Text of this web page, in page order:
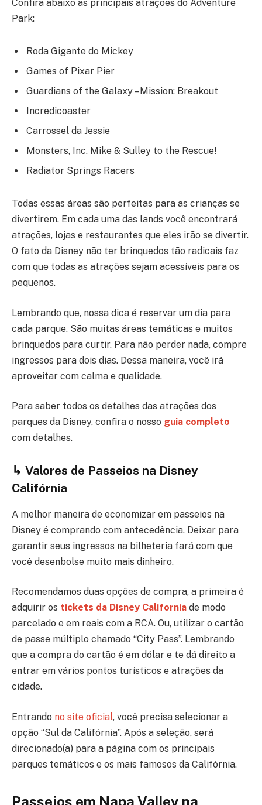
Confira abaixo as principais atrações do Adventure
Park:
Roda Gigante do Mickey
Games of Pixar Pier
Guardians of the Galaxy – Mission: Breakout
Incredicoaster
Carrossel da Jessie
Monsters, Inc. Mike & Sulley to the Rescue!
Radiator Springs Racers
Todas essas áreas são perfeitas para as crianças se
divertirem. Em cada uma das lands você encontrará
atrações, lojas e restaurantes que eles irão se divertir.
O fato da Disney não ter brinquedos tão radicais faz
com que todas as atrações sejam acessíveis para os
pequenos.
Lembrando que, nossa dica é reservar um dia para
cada parque. São muitas áreas temáticas e muitos
brinquedos para curtir. Para não perder nada, compre
ingressos para dois dias. Dessa maneira, você irá
aproveitar com calma e qualidade.
Para saber todos os detalhes das atrações dos
parques da Disney, confira o nosso guia completo
com detalhes.
↳ Valores de Passeios na Disney
Califórnia
A melhor maneira de economizar em passeios na
Disney é comprando com antecedência. Deixar para
garantir seus ingressos na bilheteria fará com que
você desenbolse muito mais dinheiro.
Recomendamos duas opções de compra, a primeira é
adquirir os tickets da Disney California de modo
parcelado e em reais com a RCA. Ou, utilizar o cartão
de passe múltiplo chamado “City Pass”. Lembrando
que a compra do cartão é em dólar e te dá direito a
entrar em vários pontos turísticos e atrações da
cidade.
Entrando no site oficial, você precisa selecionar a
opção “Sul da Califórnia”. Após a seleção, será
direcionado(a) para a página com os principais
parques temáticos e os mais famosos da Califórnia.
Passeios em Napa Valley na